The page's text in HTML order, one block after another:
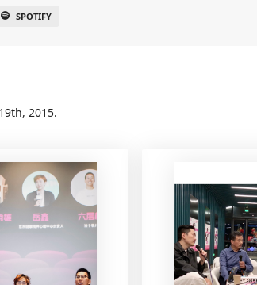
SPOTIFY
2015.